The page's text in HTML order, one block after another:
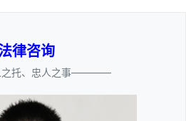
律咨询
托、忠人之事————